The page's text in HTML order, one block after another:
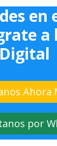
en
a
Digital
Ahora
por